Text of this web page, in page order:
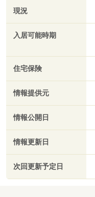
現況
入居可能時期
住宅保険
情報提供元
情報公開日
情報更新日
次回更新予定日